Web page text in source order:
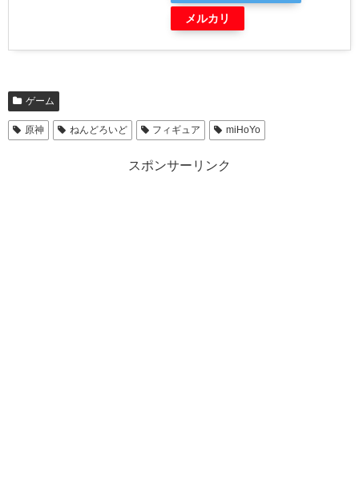
メルカリ
ゲーム
原神 ねんどろいど フィギュア miHoYo
スポンサーリンク